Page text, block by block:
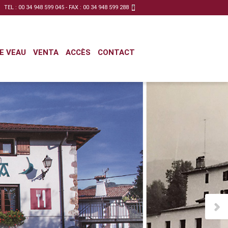
TEL : 00 34 948 599 045 - FAX : 00 34 948 599 288
VEAU VENTA ACCÈS CONTACT